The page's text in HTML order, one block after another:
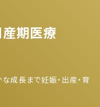
期医療
成長まで妊娠・出産・育